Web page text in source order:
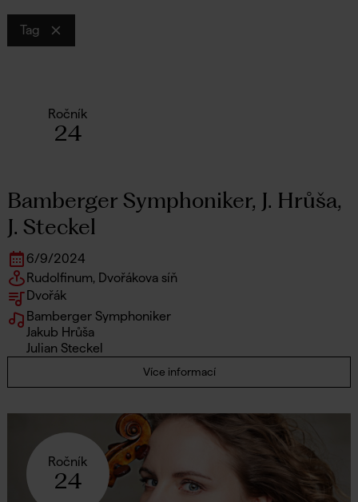
Tag
Ročník
24
Bamberger Symphoniker, J. Hrůša,
J. Steckel
6/9/2024
Rudolfinum, Dvořákova síň
Dvořák
Bamberger Symphoniker
Jakub Hrůša
Julian Steckel
Více informací
Ročník
24